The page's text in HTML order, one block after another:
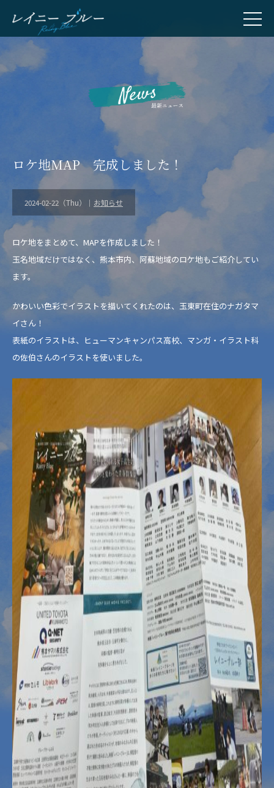
ロケ地MAP 完成しました！
2024-02-22（Thu）｜ お知らせ
ロケ地をまとめて、MAPを作成しました！
玉名地域だけではなく、熊本市内、阿蘇地域のロケ地もご紹介してい
ます。
かわいい色彩でイラストを描いてくれたのは、玉東町在住のナガタマ
イさん！
表紙のイラストは、ヒューマンキャンパス高校、マンガ・イラスト科
の佐伯さんのイラストを使いました。